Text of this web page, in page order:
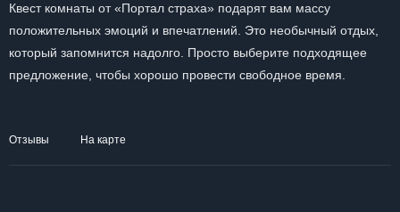
Квест комнаты от «Портал страха» подарят вам массу
положительных эмоций и впечатлений. Это необычный отдых,
который запомнится надолго. Просто выберите подходящее
предложение, чтобы хорошо провести свободное время.
Отзывы На карте